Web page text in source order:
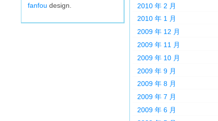
fanfou design.
2010 年 2 月
2010 年 1 月
2009 年 12 月
2009 年 11 月
2009 年 10 月
2009 年 9 月
2009 年 8 月
2009 年 7 月
2009 年 6 月